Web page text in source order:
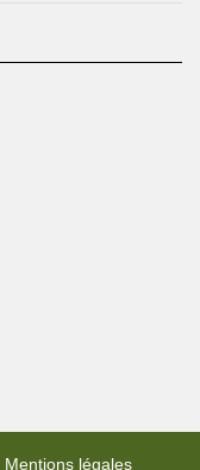
Mentions légales